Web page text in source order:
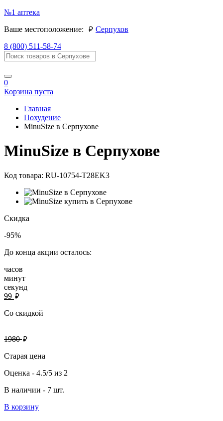
№1 аптека
Ваше местоположение:
руб. Серпухов
8 (800) 511-58-74
0
Корзина пуста
Главная
Похудение
MinuSize в Серпухове
MinuSize в Серпухове
Код товара: RU-10754-T28EK3
Скидка
-95%
До конца акции осталось:
часов
минут
секунд
99 руб.
Со скидкой
1980руб.
Старая цена
Оценка - 4.5/5 из 2
В наличии - 7 шт.
В корзину